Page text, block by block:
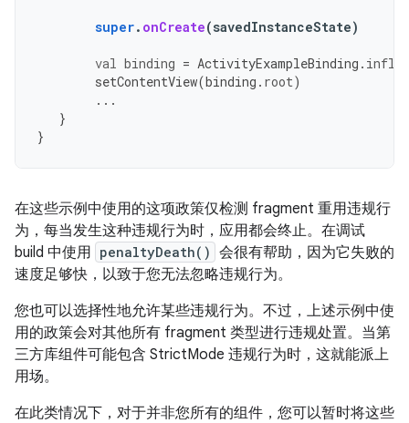
super. onCreate(savedInstanceState)
val binding = ActivityExampleBinding .
setContentView(binding . root)
...
}
}
在这些示例中使用的这项政策仅检测 fragment 重用违规行
为，每当发生这种违规行为时，应用都会终止。在调试
build 中使用 penaltyDeath() 会很有帮助，因为它失败的
速度足够快，以致于您无法忽略违规行为。
您也可以选择性地允许某些违规行为。不过，上述示例中使
用的政策会对其他所有 fragment 类型进行违规处置。当第
三方库组件可能包含 StrictMode 违规行为时，这就能派上
用场。
在此类情况下，对于并非您所有的组件，您可以暂时将这些